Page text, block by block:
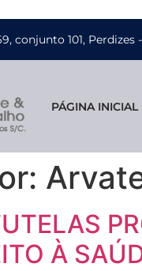
conjunto 101, Perdizes
PÁGINA INICIAL
À